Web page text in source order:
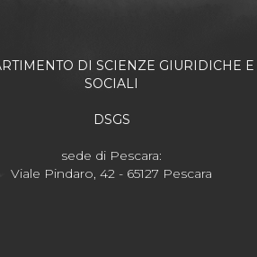
DI SCIENZE GIURIDICHE E
SOCIALI
DSGS
sede di Pescara:
Viale Pindaro, 42 - 65127 Pescara